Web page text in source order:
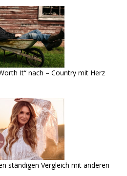
It“ nach – Country mit Herz
ständigen Vergleich mit anderen